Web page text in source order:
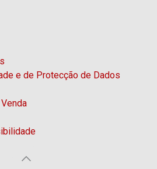
e de Protecção de Dados